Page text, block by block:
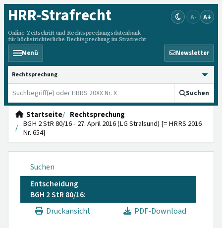
HRR-Strafrecht
Online-Zeitschrift und Rechtsprechungsdatenbank
für höchstrichterliche Rechtsprechung im Strafrecht
A- A+
Menü Newsletter
HRRS durchsuchen
Suchen
Startseite
Rechtsprechung
BGH 2 StR 80/16 - 27. April 2016 (LG Stralsund) [= HRRS 2016
Nr. 654]
Suchen
Entscheidung
BGH 2 StR 80/16:
Druckansicht
PDF-Download